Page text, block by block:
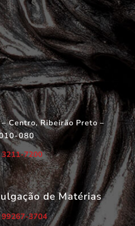
Centro, Ribeirão Preto –
080
3211-7200
de Matérias
3704